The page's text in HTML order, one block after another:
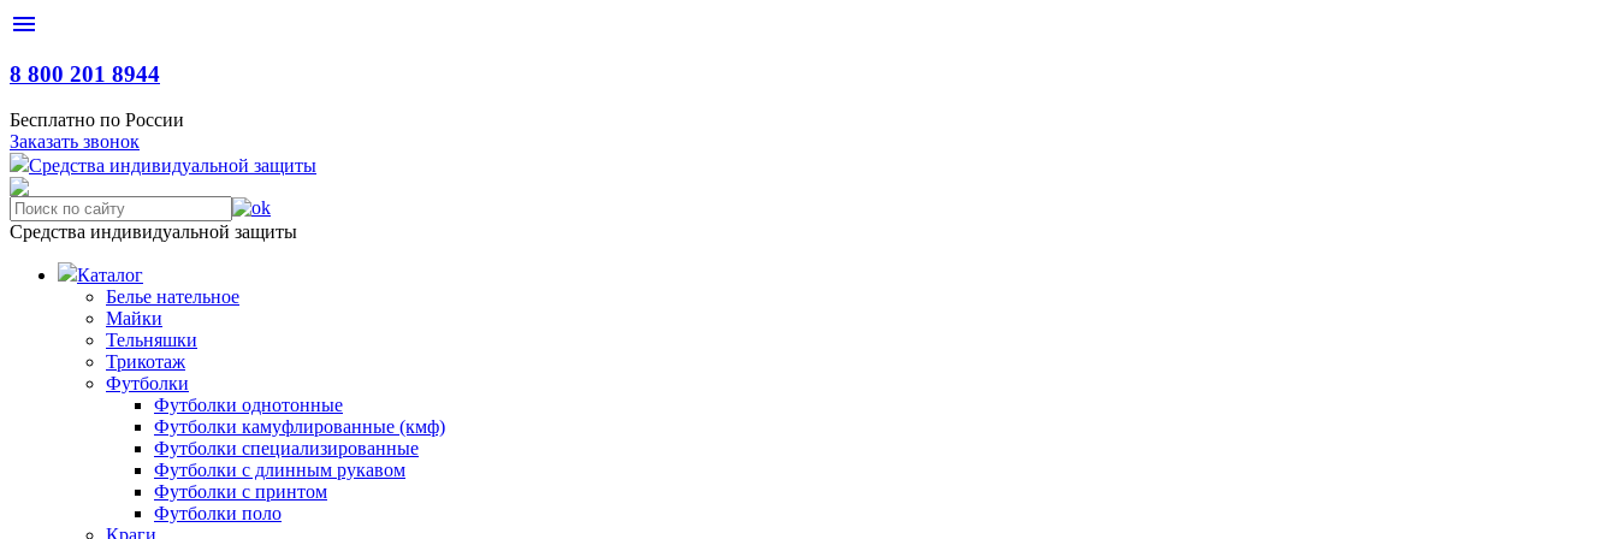
menu
8 800 201 8944
Бесплатно по России
Заказать звонок
Средства индивидуальной защиты
Средства индивидуальной защиты
Каталог
Белье нательное
Майки
Тельняшки
Трикотаж
Футболки
Футболки однотонные
Футболки камуфлированные (кмф)
Футболки специализированные
Футболки с длинным рукавом
Футболки с принтом
Футболки поло